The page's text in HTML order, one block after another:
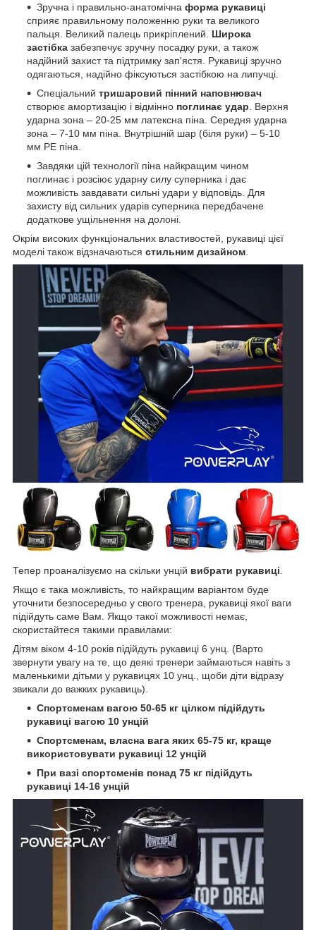
Зручна і правильно-анатомічна форма рукавиці
сприяє правильному положенню руки та великого
пальця. Великий палець прикріплений. Широка
застібка забезпечує зручну посадку руки, а також
надійний захист та підтримку зап'ястя. Рукавиці зручно
одягаються, надійно фіксуються застібкою на липучці.
Спеціальний тришаровий пінний наповнювач
створює амортизацію і відмінно поглинає удар . Верхня
ударна зона – 20-25 мм латексна піна. Середня ударна
зона – 7-10 мм піна. Внутрішній шар (біля руки) – 5-10
мм PE піна.
Завдяки цій технології піна найкращим чином
поглинає і розсіює ударну силу суперника і дає
можливість завдавати сильні удари у відповідь. Для
захисту від сильних ударів суперника передбачене
додаткове ущільнення на долоні.
Окрім високих функціональних властивостей, рукавиці цієї
моделі також відзначаються стильним дизайном
Тепер проаналізуємо на скільки унцій вибрати рукавиці
Якщо є така можливість, то найкращим варіантом буде
уточнити безпосередньо у свого тренера, рукавиці якої ваги
підійдуть саме Вам. Якщо такої можливості немає,
скористайтеся такими правилами:
Дітям віком 4-10 років підійдуть рукавиці 6 унц. (Варто
звернути увагу на те, що деякі тренери займаються навіть з
маленькими дітьми у рукавицях 10 унц., щоби діти відразу
звикали до важких рукавиць).
Спортсменам вагою 50-65 кг цілком підійдуть
рукавиці вагою 10 унцій
Спортсменам, власна вага яких 65-75 кг, краще
використовувати рукавиці 12 унцій
При вазі спортсменів понад 75 кг підійдуть
рукавиці 14-16 унцій